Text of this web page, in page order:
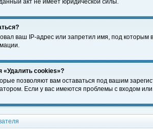
акт не имеет юридической силы.
ваш IP-адрес или запретил имя, под
«Удалить cookies»?
позволяют вам оставаться под вашим
Если у вас имеются проблемы с входом